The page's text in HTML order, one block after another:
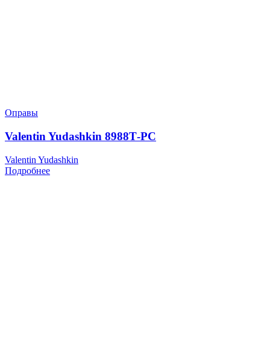
Оправы
Valentin Yudashkin 8988Т-РС
Valentin Yudashkin
Подробнее